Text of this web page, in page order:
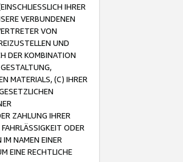
IHRER
VERBUNDENEN
VON
UND
DER KOMBINATION
MATERIALS, (C) IHRER
ZAHLUNG IHRER
ODER
NAMEN EINER
EINE RECHTLICHE